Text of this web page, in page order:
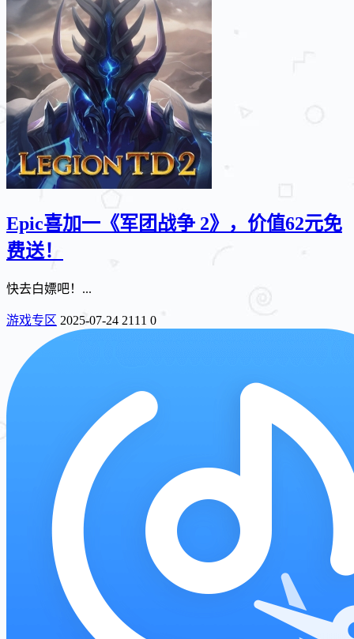
Epic喜加一《军团战争 2》，价值62元免
费送！
快去白嫖吧！...
游戏专区 2025-07-24 2111 0